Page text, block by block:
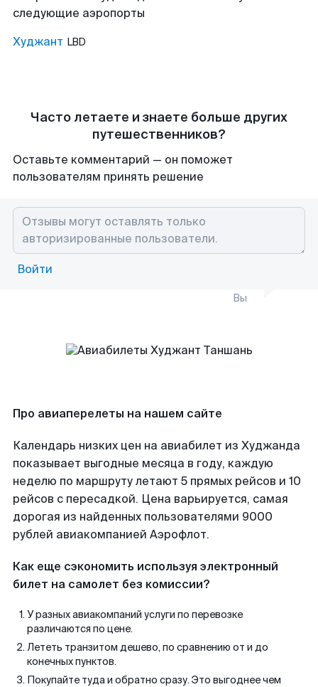
следующие аэропорты
Худжант LBD
Часто летаете и знаете больше других
путешественников?
Оставьте комментарий — он поможет
пользователям принять решение
Войти
Вы
Про авиаперелеты на нашем сайте
Календарь низких цен на авиабилет из Худжанда
показывает выгодные месяца в году, каждую
неделю по маршруту летают 5 прямых рейсов и 10
рейсов с пересадкой. Цена варьируется, самая
дорогая из найденных пользователями 9000
рублей авиакомпанией Аэрофлот.
Как еще сэкономить используя электронный
билет на самолет без комиссии?
У разных авиакомпаний услуги по перевозке
различаются по цене.
Лететь транзитом дешево, по сравнению от и до
конечных пунктов.
Покупайте туда и обратно сразу. Это выгоднее чем